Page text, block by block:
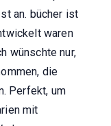
an. bücher ist
waren
wünschte nur,
die
Perfekt, um
mit